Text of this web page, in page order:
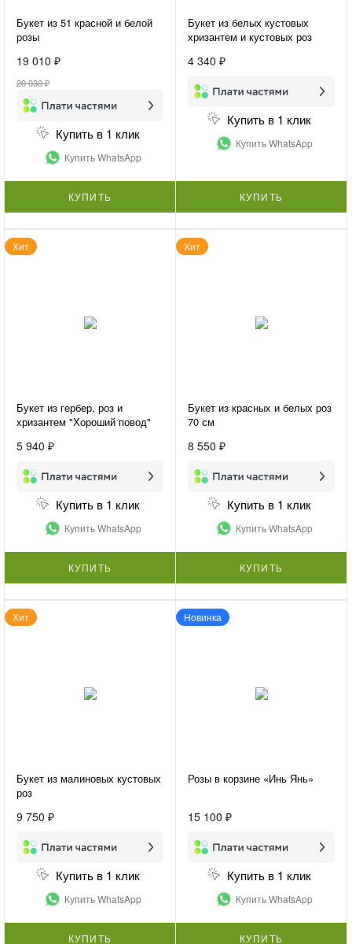
Букет из 51 красной и белой
розы
19 010 ₽
20 030 ₽
Купить в 1 клик
Купить WhatsApp
КУПИТЬ
Букет из белых кустовых
хризантем и кустовых роз
4 340 ₽
Купить в 1 клик
Купить WhatsApp
КУПИТЬ
Хит
Букет из гербер, роз и
хризантем "Хороший повод"
5 940 ₽
Купить в 1 клик
Купить WhatsApp
КУПИТЬ
Хит
Букет из красных и белых роз
70 см
8 550 ₽
Купить в 1 клик
Купить WhatsApp
КУПИТЬ
Хит
Букет из малиновых кустовых
роз
9 750 ₽
Купить в 1 клик
Купить WhatsApp
КУПИТЬ
Новинка
Розы в корзине «Инь Янь»
15 100 ₽
Купить в 1 клик
Купить WhatsApp
КУПИТЬ